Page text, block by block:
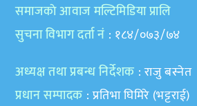
समाजकाे आवाज मल्टिमिडिया प्रालि
सुचना विभाग दर्ता नं : १८४/०७३/७४
अध्यक्ष तथा प्रबन्ध निर्देशक : राजु बस्नेत
प्रधान सम्पादक : प्रतिभा घिमिरे (भट्टराई)